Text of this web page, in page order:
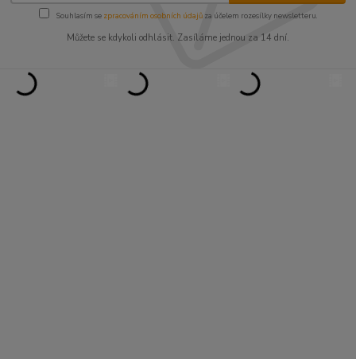
Souhlasím se zpracováním osobních údajůza účelem rozesílky newsletteru.
Můžete se kdykoli odhlásit. Zasíláme jednou za 14 dní.